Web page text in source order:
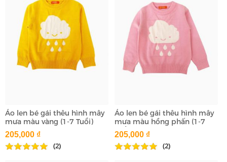
Áo len bé gái thêu hình mây
mưa màu vàng (1-7 Tuổi)
205,000 ₫
(2)
Áo len bé gái thêu hình mây
mưa màu hồng phấn (1-7
Tuổi)
205,000 ₫
(2)